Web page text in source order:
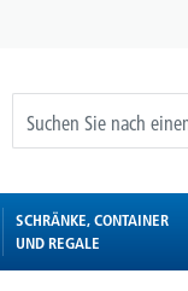
SCHRÄNKE, CONTAINER
UND REGALE